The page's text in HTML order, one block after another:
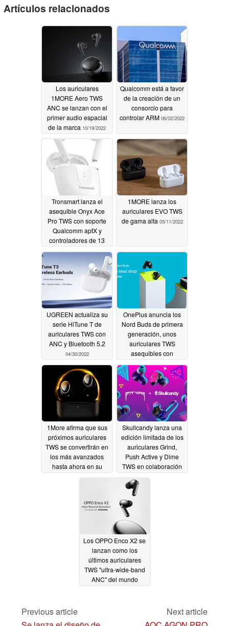
y agradables de usar
La marca de audio líder del sector,
Tronsmart, se complace en anunciar el lanzamiento de sus nuevos
auriculares verdaderamente inalámbricos, los Onyx Ace Pro. Con un
chip Qualcomm® de última generación, decodificación de audio
adaptativa aptX y micrófonos cuádruples con reducción de llamadas
cVc 8.0, ofrece una gran calidad de audio y voz, así como una conexión
fluida y fiable ya sea para escuchar música, en el gimnasio o para
el Tronsmart Onyx Ace Pro está disponible para su compra
sitio web de Tronsmart GeekBuying y AliExpress
dólares/32 euros. Es probable que Amazon le siga en junio.
Artículos relacionados
Los auriculares
1MORE Aero TWS
ANC se lanzan con el
primer audio espacial
de la marca 10/19/2022
Qualcomm está a favor
de la creación de un
consorcio para
controlar ARM 06/02/2022
Tronsmart lanza el
asequible Onyx Ace
Pro TWS con soporte
Qualcomm aptX y
controladores de 13
05/22/2022
1MORE lanza los
auriculares EVO TWS
de gama alta 05/11/2022
UGREEN actualiza su
serie HiTune T de
auriculares TWS con
ANC y Bluetooth 5.2
04/30/2022
OnePlus anuncia los
Nord Buds de primera
generación, unos
auriculares TWS
asequibles con
04/29/2022
1More afirma que sus
próximos auriculares
TWS se convertirán en
los más avanzados
hasta ahora en su
04/28/2022
Skullcandy lanza una
edición limitada de los
auriculares Grind,
Push Active y Dime
TWS en colaboración
Los OPPO Enco X2 se
lanzan como los
últimos auriculares
TWS "ultra-wide-band
ANC" del mundo
Previous article
Next article